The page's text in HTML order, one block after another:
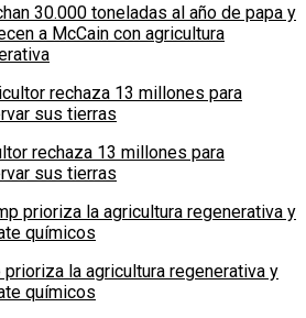
30.000 toneladas al año de papa y
a McCain con agricultura
rechaza 13 millones para
sus tierras
prioriza la agricultura regenerativa y
químicos